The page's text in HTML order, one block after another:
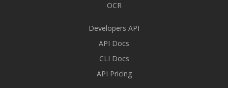
OCR
Developers API
API Docs
CLI Docs
API Pricing